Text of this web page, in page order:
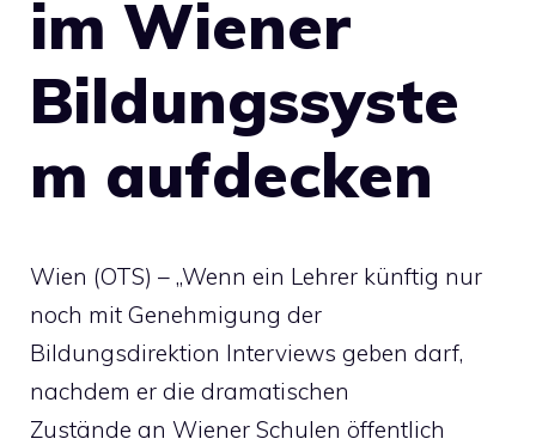
im Wiener
Bildungssyste
m aufdecken
Wien (OTS) – „Wenn ein Lehrer künftig nur
noch mit Genehmigung der
Bildungsdirektion Interviews geben darf,
nachdem er die dramatischen
Zustände an Wiener Schulen öffentlich